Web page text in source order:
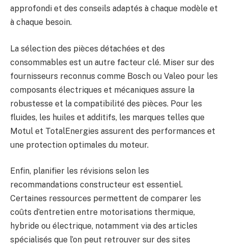
approfondi et des conseils adaptés à chaque modèle et
à chaque besoin.
La sélection des pièces détachées et des
consommables est un autre facteur clé. Miser sur des
fournisseurs reconnus comme Bosch ou Valeo pour les
composants électriques et mécaniques assure la
robustesse et la compatibilité des pièces. Pour les
fluides, les huiles et additifs, les marques telles que
Motul et TotalEnergies assurent des performances et
une protection optimales du moteur.
Enfin, planifier les révisions selon les
recommandations constructeur est essentiel.
Certaines ressources permettent de comparer les
coûts d’entretien entre motorisations thermique,
hybride ou électrique, notamment via des articles
spécialisés que l’on peut retrouver sur des sites